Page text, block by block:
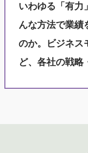
いわゆる「有力
んな方法で業績
のか。ビジネス
ど、各社の戦略